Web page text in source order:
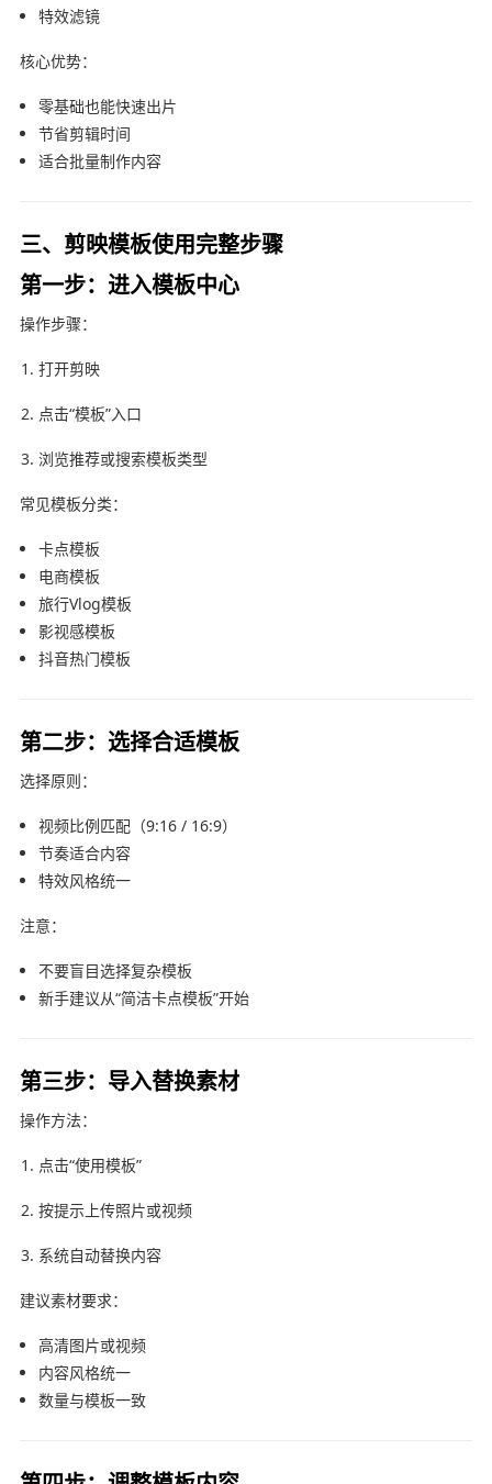
特效滤镜
核心优势：
零基础也能快速出片
节省剪辑时间
适合批量制作内容
三、剪映模板使用完整步骤
第一步：进入模板中心
操作步骤：
打开剪映
点击“模板”入口
浏览推荐或搜索模板类型
常见模板分类：
卡点模板
电商模板
旅行Vlog模板
影视感模板
抖音热门模板
第二步：选择合适模板
选择原则：
视频比例匹配（9:16 / 16:9）
节奏适合内容
特效风格统一
注意：
不要盲目选择复杂模板
新手建议从“简洁卡点模板”开始
第三步：导入替换素材
操作方法：
点击“使用模板”
按提示上传照片或视频
系统自动替换内容
建议素材要求：
高清图片或视频
内容风格统一
数量与模板一致